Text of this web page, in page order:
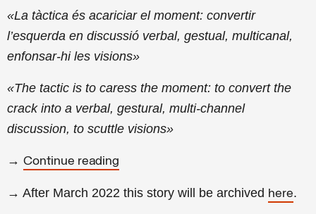
«La tàctica és acariciar el moment: convertir
l’esquerda en discussió verbal, gestual, multicanal,
enfonsar-hi les visions»
«The tactic is to caress the moment: to convert the
crack into a verbal, gestural, multi-channel
discussion, to scuttle visions»
→ Continue reading
→ After March 2022 this story will be archived here.